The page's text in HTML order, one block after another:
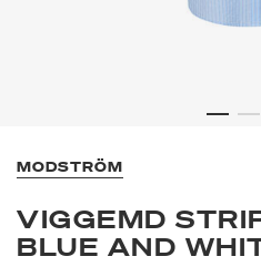
MODSTRÖM
VIGGEMD
BLUE AND